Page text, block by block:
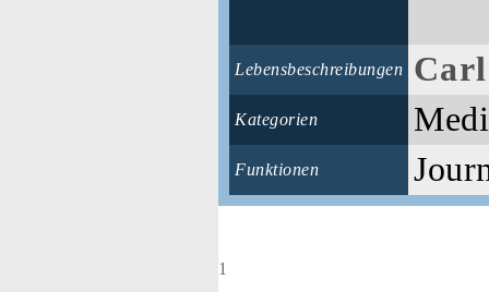
Lebensbeschreibungen
Kategorien
Funktionen
1